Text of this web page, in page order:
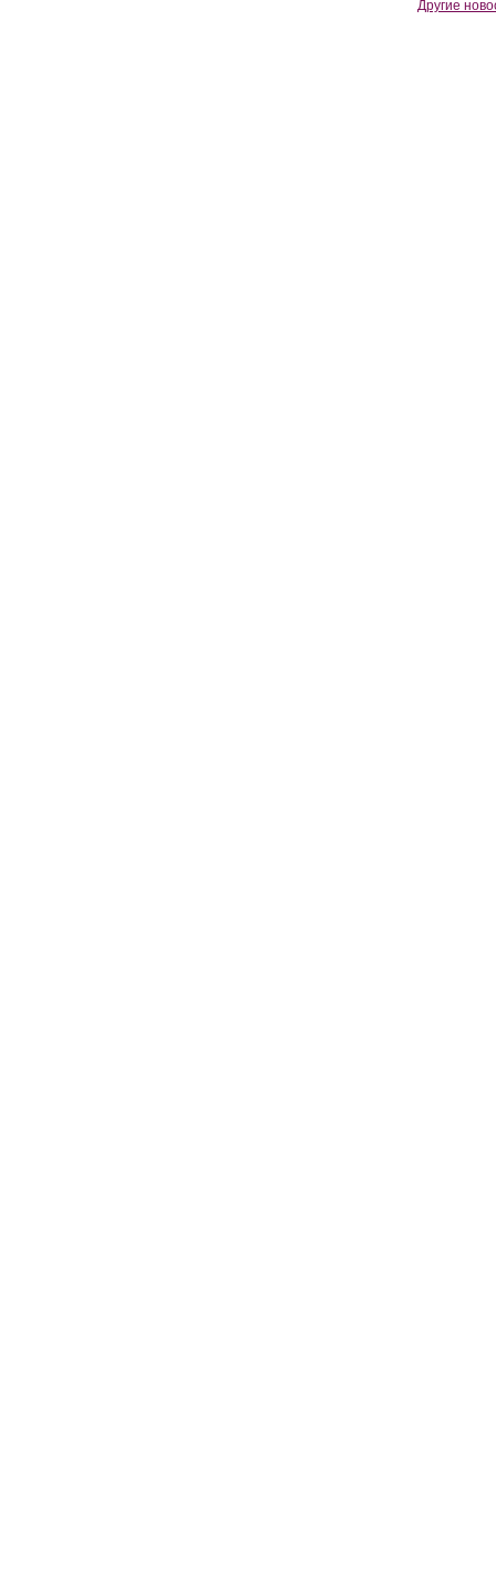
Другие